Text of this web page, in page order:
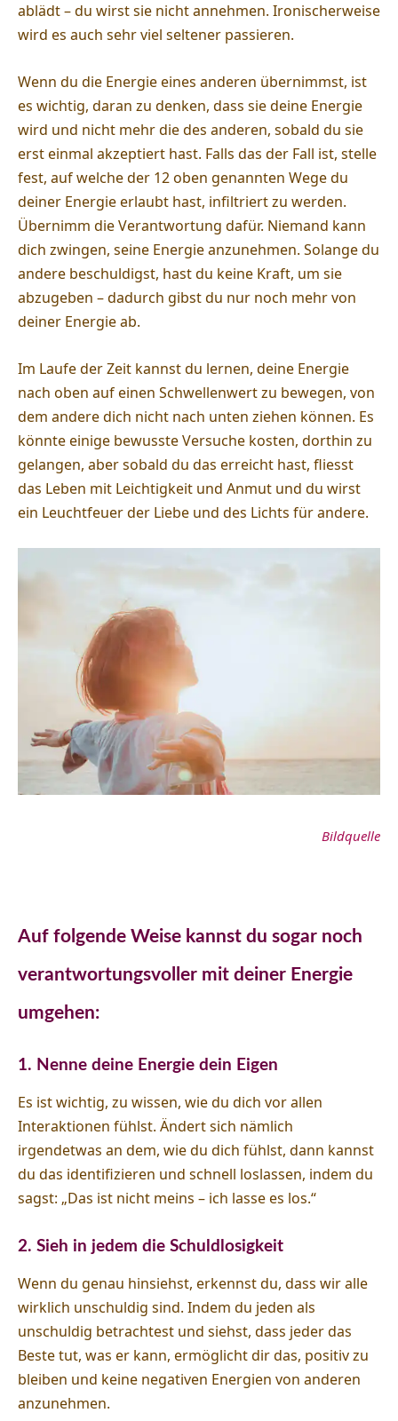
ablädt – du wirst sie nicht annehmen. Ironischerweise
wird es auch sehr viel seltener passieren.
Wenn du die Energie eines anderen übernimmst, ist
es wichtig, daran zu denken, dass sie deine Energie
wird und nicht mehr die des anderen, sobald du sie
erst einmal akzeptiert hast. Falls das der Fall ist, stelle
fest, auf welche der 12 oben genannten Wege du
deiner Energie erlaubt hast, infiltriert zu werden.
Übernimm die Verantwortung dafür. Niemand kann
dich zwingen, seine Energie anzunehmen. Solange du
andere beschuldigst, hast du keine Kraft, um sie
abzugeben – dadurch gibst du nur noch mehr von
deiner Energie ab.
Im Laufe der Zeit kannst du lernen, deine Energie
nach oben auf einen Schwellenwert zu bewegen, von
dem andere dich nicht nach unten ziehen können. Es
könnte einige bewusste Versuche kosten, dorthin zu
gelangen, aber sobald du das erreicht hast, fliesst
das Leben mit Leichtigkeit und Anmut und du wirst
ein Leuchtfeuer der Liebe und des Lichts für andere.
Bildquelle
Auf folgende Weise kannst du sogar noch
verantwortungsvoller mit deiner Energie
umgehen:
1. Nenne deine Energie dein Eigen
Es ist wichtig, zu wissen, wie du dich vor allen
Interaktionen fühlst. Ändert sich nämlich
irgendetwas an dem, wie du dich fühlst, dann kannst
du das identifizieren und schnell loslassen, indem du
sagst: „Das ist nicht meins – ich lasse es los.“
2. Sieh in jedem die Schuldlosigkeit
Wenn du genau hinsiehst, erkennst du, dass wir alle
wirklich unschuldig sind. Indem du jeden als
unschuldig betrachtest und siehst, dass jeder das
Beste tut, was er kann, ermöglicht dir das, positiv zu
bleiben und keine negativen Energien von anderen
anzunehmen.